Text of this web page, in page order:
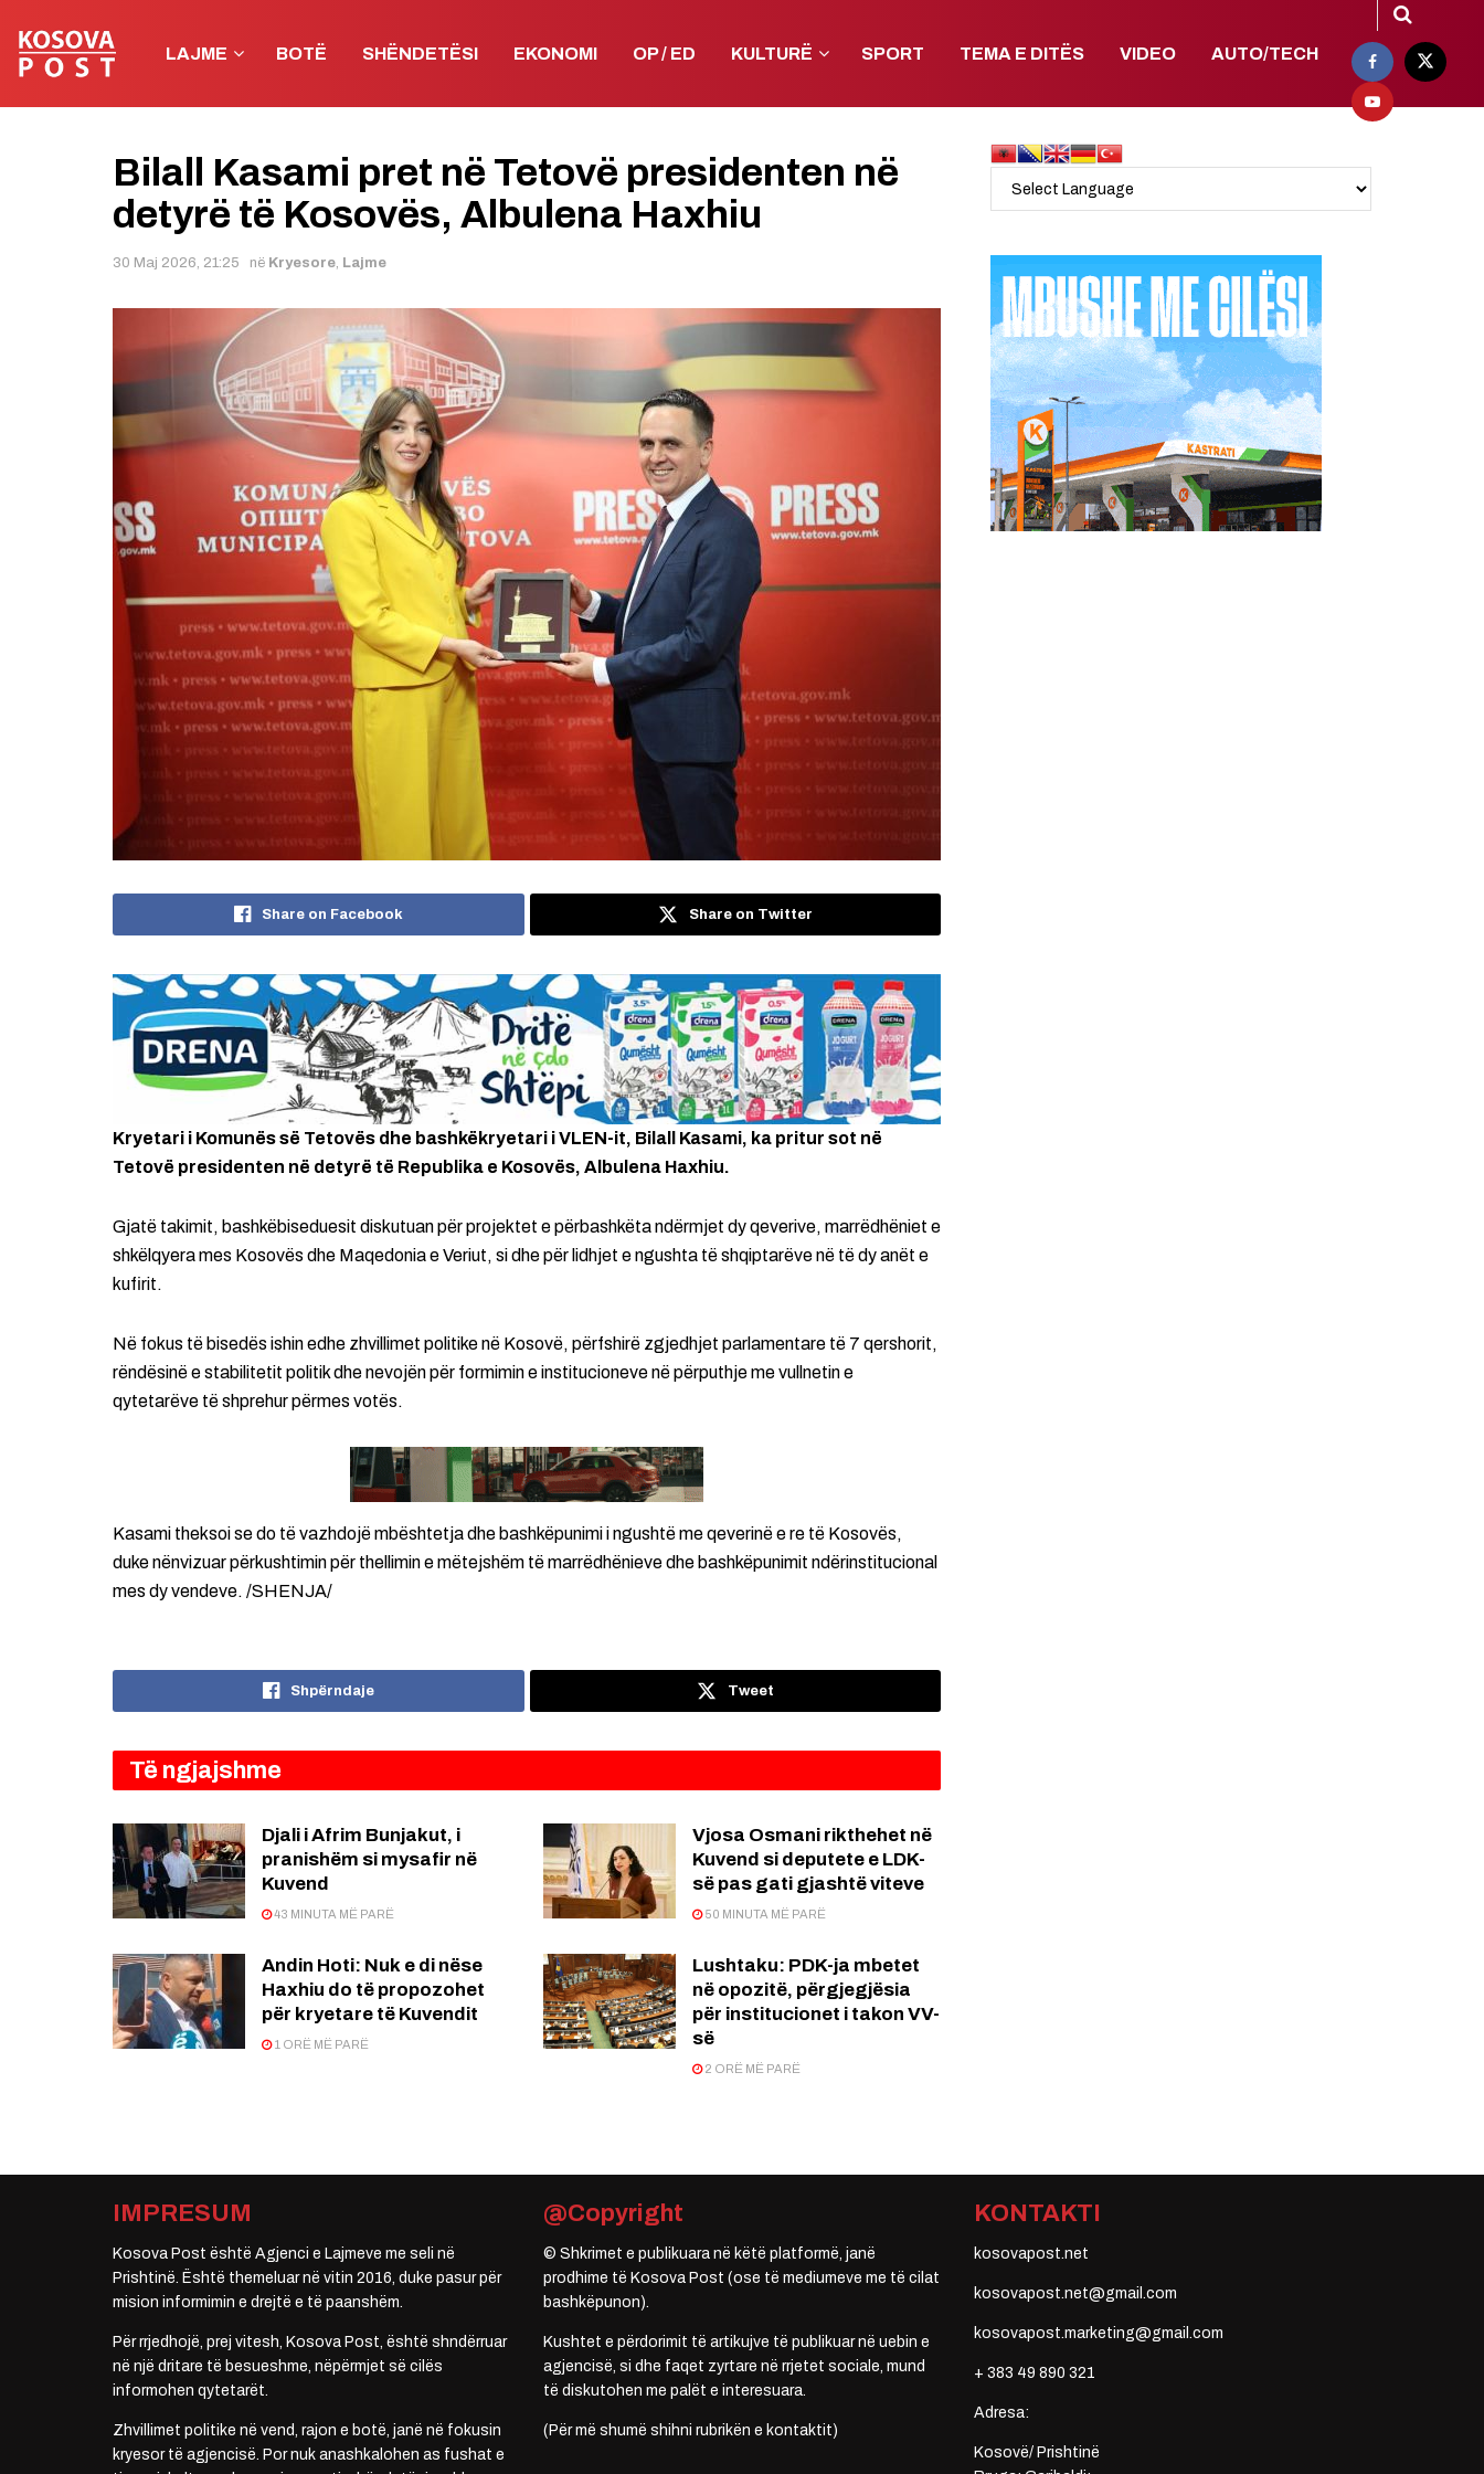
LAJME BOTË SHËNDETËSI EKONOMI OP / ED KULTURË SPORT TEMA E DITËS VIDEO AUTO/TECH
Bilall Kasami pret në Tetovë presidenten në
detyrë të Kosovës, Albulena Haxhiu
30 Maj 2026, 21:25 në Kryesore, Lajme
Share on Facebook Share on Twitter
Kryetari i Komunës së Tetovës dhe bashkëkryetari i VLEN-it, Bilall Kasami, ka pritur sot në
Tetovë presidenten në detyrë të Republika e Kosovës, Albulena Haxhiu.
Gjatë takimit, bashkëbiseduesit diskutuan për projektet e përbashkëta ndërmjet dy qeverive, marrëdhëniet e
shkëlqyera mes Kosovës dhe Maqedonia e Veriut, si dhe për lidhjet e ngushta të shqiptarëve në të dy anët e
kufirit.
Në fokus të bisedës ishin edhe zhvillimet politike në Kosovë, përfshirë zgjedhjet parlamentare të 7 qershorit,
rëndësinë e stabilitetit politik dhe nevojën për formimin e institucioneve në përputhje me vullnetin e
qytetarëve të shprehur përmes votës.
Kasami theksoi se do të vazhdojë mbështetja dhe bashkëpunimi i ngushtë me qeverinë e re të Kosovës,
duke nënvizuar përkushtimin për thellimin e mëtejshëm të marrëdhënieve dhe bashkëpunimit ndërinstitucional
mes dy vendeve. /SHENJA/
Shpërndaje Tweet
Të ngjajshme
Djali i Afrim Bunjakut, i
pranishëm si mysafir në
Kuvend
43 MINUTA MË PARË
Vjosa Osmani rikthehet në
Kuvend si deputete e LDK-
së pas gati gjashtë viteve
50 MINUTA MË PARË
Andin Hoti: Nuk e di nëse
Haxhiu do të propozohet
për kryetare të Kuvendit
1 ORË MË PARË
Lushtaku: PDK-ja mbetet
në opozitë, përgjegjësia
për institucionet i takon VV-
së
2 ORË MË PARË
IMPRESUM
Kosova Post është Agjenci e Lajmeve me seli në
Prishtinë. Është themeluar në vitin 2016, duke pasur për
mision informimin e drejtë e të paanshëm.
Për rrjedhojë, prej vitesh, Kosova Post, është shndërruar
në një dritare të besueshme, nëpërmjet së cilës
informohen qytetarët.
Zhvillimet politike në vend, rajon e botë, janë në fokusin
kryesor të agjencisë. Por nuk anashkalohen as fushat e
@Copyright
© Shkrimet e publikuara në këtë platformë, janë
prodhime të Kosova Post (ose të mediumeve me të cilat
bashkëpunon).
Kushtet e përdorimit të artikujve të publikuar në uebin e
agjencisë, si dhe faqet zyrtare në rrjetet sociale, mund
të diskutohen me palët e interesuara.
(Për më shumë shihni rubrikën e kontaktit)
KONTAKTI
kosovapost.net
kosovapost.net@gmail.com
kosovapost.marketing@gmail.com
+ 383 49 890 321
Adresa:
Kosovë/ Prishtinë